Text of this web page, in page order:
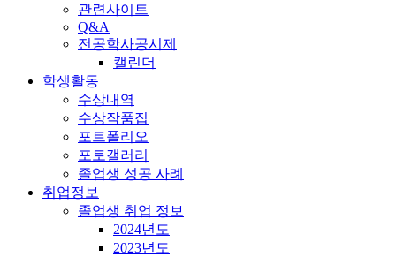
관련사이트
Q&A
전공학사공시제
캘린더
학생활동
수상내역
수상작품집
포트폴리오
포토갤러리
졸업생 성공 사례
취업정보
졸업생 취업 정보
2024년도
2023년도